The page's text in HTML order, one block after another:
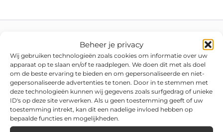
Beheer je privacy
Wij gebruiken technologieën zoals cookies om informatie over uw
apparaat op te slaan en/of te raadplegen. We doen dit met als doel
om de beste ervaring te bieden en om gepersonaliseerde en niet-
gepersonaliseerde advertenties te tonen. Door in te stemmen met
deze technologieën kunnen wij gegevens zoals surfgedrag of unieke
ID's op deze site verwerken. Als u geen toestemming geeft of uw
toestemming intrekt, kan dit een nadelige invloed hebben op
bepaalde functies en mogelijkheden.